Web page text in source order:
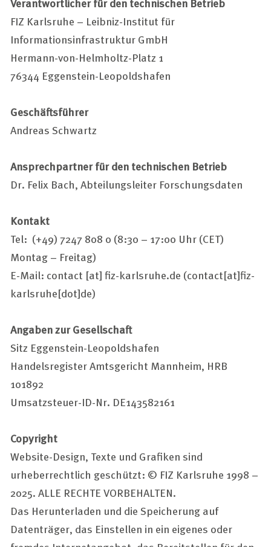
FIZ Karlsruhe – Leibniz-Institut für
Informationsinfrastruktur GmbH
Hermann-von-Helmholtz-Platz 1
76344 Eggenstein-Leopoldshafen
Geschäftsführer
Andreas Schwartz
Ansprechpartner für den technischen Betrieb
Dr. Felix Bach, Abteilungsleiter Forschungsdaten
Kontakt
Tel: (+49) 7247 808 0 (8:30 – 17:00 Uhr (CET)
Montag – Freitag)
E-Mail: contact [at]fiz-karlsruhe.de (contact[at]fiz-
karlsruhe[dot]de)
Angaben zur Gesellschaft
Sitz Eggenstein-Leopoldshafen
Handelsregister Amtsgericht Mannheim, HRB
101892
Umsatzsteuer-ID-Nr. DE143582161
Copyright
Website-Design, Texte und Grafiken sind
urheberrechtlich geschützt: © FIZ Karlsruhe 1998 –
2025. ALLE RECHTE VORBEHALTEN.
Das Herunterladen und die Speicherung auf
Datenträger, das Einstellen in ein eigenes oder